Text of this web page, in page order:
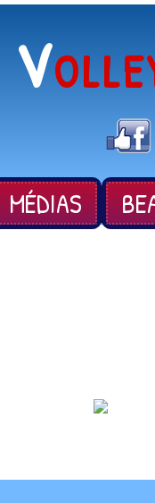
V
MÉDIAS